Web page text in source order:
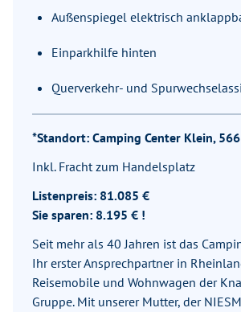
Außenspiegel elektrisch
Einparkhilfe hinten
Querverkehr- und
*Standort: Camping Center Klein,
Inkl. Fracht zum Handelsplatz
Listenpreis: 81.085 €
Sie sparen: 8.195 € !
Seit mehr als 40 Jahren ist das
Ihr erster Ansprechpartner in
Reisemobile und Wohnwagen der
Gruppe. Mit unserer Mutter, der